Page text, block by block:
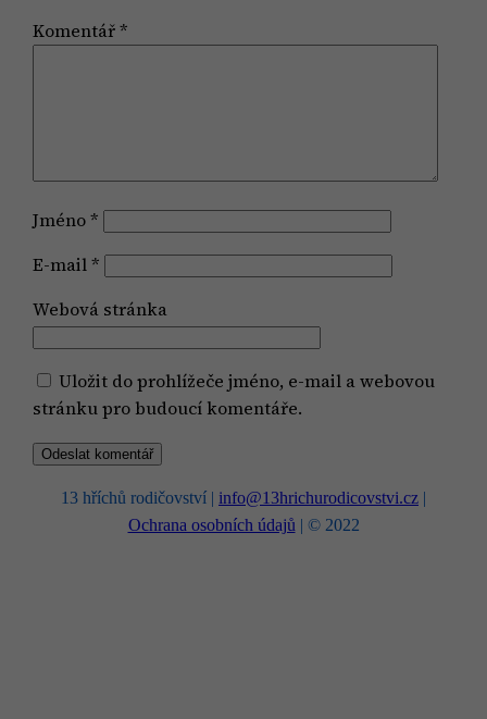
Komentář*
Jméno*
E-mail*
Webová stránka
Uložit do prohlížeče jméno, e-mail a webovou
stránku pro budoucí komentáře.
13 hříchů rodičovství | info@13hrichurodicovstvi.cz |
Ochrana osobních údajů | © 2022